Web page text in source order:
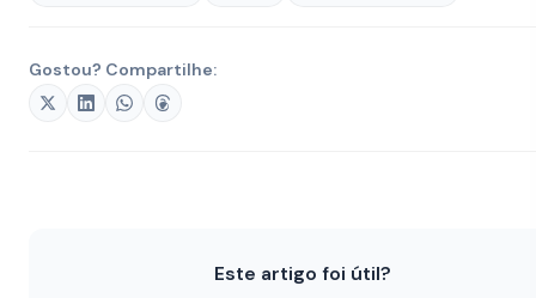
Gostou? Compartilhe:
Este artigo foi útil?